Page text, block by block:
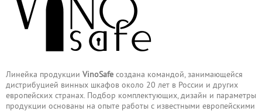
Линейка продукции VinoSafe создана командой, занимающейся
дистрибуцией винных шкафов около 20 лет в России и других
европейских странах. Подбор комплектующих, дизайн и параметры
продукции основаны на опыте работы с известными европейскими